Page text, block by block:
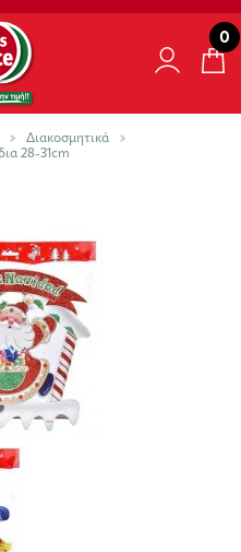
0
Διακοσμητικά
28-31cm